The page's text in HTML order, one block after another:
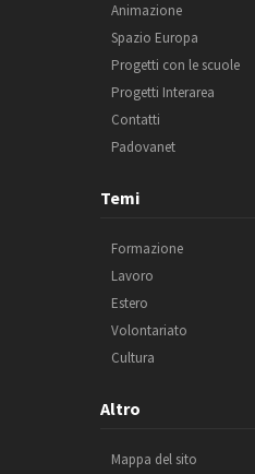
Animazione
Spazio Europa
Progetti con le scuole
Progetti Interarea
Contatti
Padovanet
Temi
Formazione
Lavoro
Estero
Volontariato
Cultura
Altro
Mappa del sito